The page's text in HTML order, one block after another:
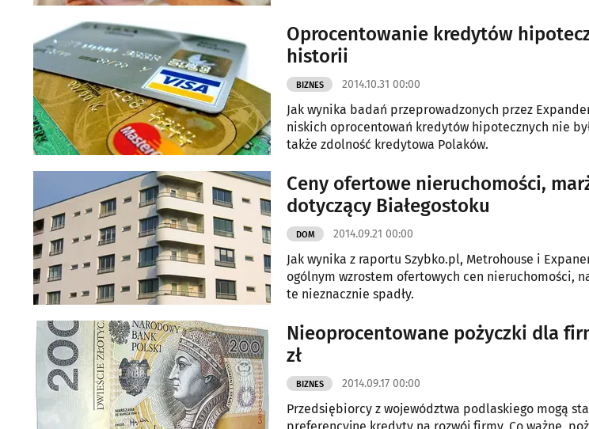
Oprocentowanie kredytów
historii
BIZNES 2014.10.31 00:00
Jak wynika badań przeprowadzonych przez
niskich oprocentowań kredytów hipotecznych nie
także zdolność kredytowa Polaków.
Ceny ofertowe nieruchomości,
dotyczący Białegostoku
DOM 2014.09.21 00:00
Jak wynika z raportu Szybko.pl, Metrohouse i
ogólnym wzrostem ofertowych cen nieruchomości,
te nieznacznie spadły.
Nieoprocentowane pożyczki dla
zł
BIZNES 2014.09.17 00:00
Przedsiębiorcy z województwa podlaskiego mogą